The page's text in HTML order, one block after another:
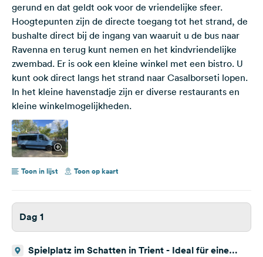
gerund en dat geldt ook voor de vriendelijke sfeer.
Hoogtepunten zijn de directe toegang tot het strand, de
bushalte direct bij de ingang van waaruit u de bus naar
Ravenna en terug kunt nemen en het kindvriendelijke
zwembad. Er is ook een kleine winkel met een bistro. U
kunt ook direct langs het strand naar Casalborseti lopen.
In het kleine havenstadje zijn er diverse restaurants en
kleine winkelmogelijkheden.
Toon in lijst Toon op kaart
Dag 1
Spielplatz im Schatten in Trient - Ideal für eine